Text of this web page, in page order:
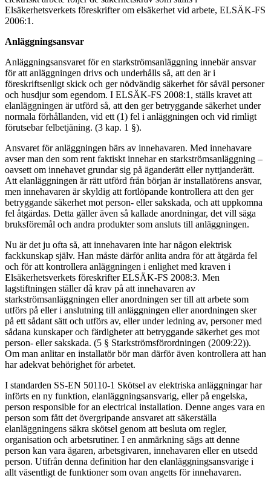
Elsäkerhetsverkets föreskrifter om elsäkerhet vid arbete, ELSÄK-FS
2006:1.
Anläggningsansvar
Anläggningsansvaret för en starkströmsanläggning innebär ansvar
för att anläggningen drivs och underhålls så, att den är i
föreskriftsenligt skick och ger nödvändig säkerhet för såväl personer
och husdjur som egendom. I ELSÄK-FS 2008:1, ställs kravet att
elanläggningen är utförd så, att den ger betryggande säkerhet under
normala förhållanden, vid ett (1) fel i anläggningen och vid rimligt
förutsebar felbetjäning. (3 kap. 1 §).
Ansvaret för anläggningen bärs av innehavaren. Med innehavare
avser man den som rent faktiskt innehar en starkströmsanläggning –
oavsett om innehavet grundar sig på äganderätt eller nyttjanderätt.
Att elanläggningen är rätt utförd från början är installatörens ansvar,
men innehavaren är skyldig att fortlöpande kontrollera att den ger
betryggande säkerhet mot person- eller sakskada, och att uppkomna
fel åtgärdas. Detta gäller även så kallade anordningar, det vill säga
bruksföremål och andra produkter som ansluts till anläggningen.
Nu är det ju ofta så, att innehavaren inte har någon elektrisk
fackkunskap själv. Han måste därför anlita andra för att åtgärda fel
och för att kontrollera anläggningen i enlighet med kraven i
Elsäkerhetsverkets föreskrifter ELSÄK-FS 2008:3. Men
lagstiftningen ställer då krav på att innehavaren av
starkströmsanläggningen eller anordningen ser till att arbete som
utförs på eller i anslutning till anläggningen eller anordningen sker
på ett sådant sätt och utförs av, eller under ledning av, personer med
sådana kunskaper och färdigheter att betryggande säkerhet ges mot
person- eller sakskada. (5 § Starkströmsförordningen (2009:22)).
Om man anlitar en installatör bör man därför även kontrollera att han
har adekvat behörighet för arbetet.
I standarden SS-EN 50110-1 Skötsel av elektriska anläggningar har
införts en ny funktion, elanläggningsansvarig, eller på engelska,
person responsible for an electrical installation. Denne anges vara en
person som fått det övergripande ansvaret att säkerställa
elanläggningens säkra skötsel genom att besluta om regler,
organisation och arbetsrutiner. I en anmärkning sägs att denne
person kan vara ägaren, arbetsgivaren, innehavaren eller en utsedd
person. Utifrån denna definition har den elanläggningsansvarige i
allt väsentligt de funktioner som ovan angetts för innehavaren.